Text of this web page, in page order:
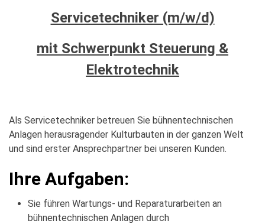
Servicetechniker (m/w/d)
mit Schwerpunkt Steuerung &
Elektrotechnik
Als Servicetechniker betreuen Sie bühnentechnischen
Anlagen herausragender Kulturbauten in der ganzen Welt
und sind erster Ansprechpartner bei unseren Kunden.
Ihre Aufgaben:
Sie führen Wartungs- und Reparaturarbeiten an
bühnentechnischen Anlagen durch